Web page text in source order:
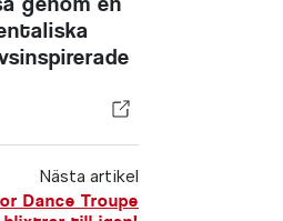
Nästa artikel
Dance Troupe